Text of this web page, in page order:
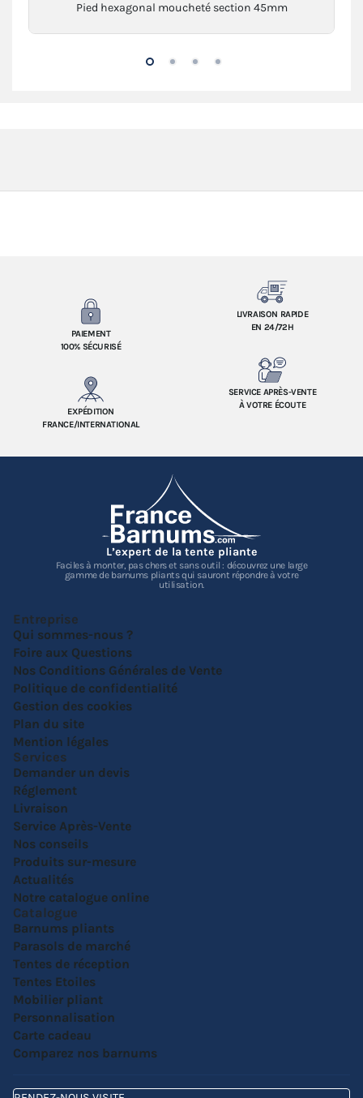
Pied hexagonal moucheté section 45mm
PAIEMENT
100% SÉCURISÉ
LIVRAISON RAPIDE
EN 24/72H
EXPÉDITION
FRANCE/INTERNATIONAL
SERVICE APRÈS-VENTE
À VOTRE ÉCOUTE
L’expert de la tente pliante
Faciles à monter, pas chers et sans outil : découvrez une large
gamme de barnums pliants qui sauront répondre à votre
utilisation.
Entreprise
Qui sommes-nous ?
Foire aux Questions
Nos Conditions Générales de Vente
Politique de confidentialité
Gestion des cookies
Plan du site
Mention légales
Services
Demander un devis
Réglement
Livraison
Service Après-Vente
Nos conseils
Produits sur-mesure
Actualités
Notre catalogue online
Catalogue
Barnums pliants
Parasols de marché
Tentes de réception
Tentes Etoiles
Mobilier pliant
Personnalisation
Carte cadeau
Comparez nos barnums